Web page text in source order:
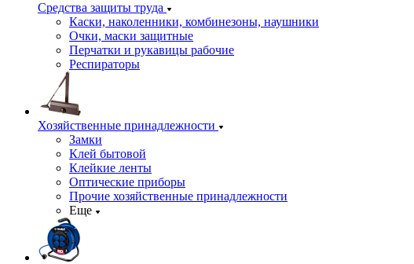
Средства защиты труда
Каски, наколенники, комбинезоны, наушники
Очки, маски защитные
Перчатки и рукавицы рабочие
Респираторы
Хозяйственные принадлежности
Замки
Клей бытовой
Клейкие ленты
Оптические приборы
Прочие хозяйственные принадлежности
Еще